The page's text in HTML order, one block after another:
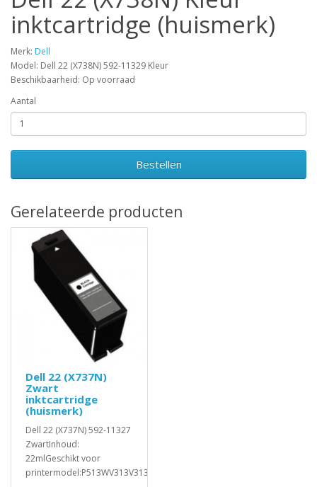
inktcartridge (huismerk)
Merk: Dell
Model: Dell 22 (X738N) 592-11329 Kleur
Beschikbaarheid: Op voorraad
Aantal
Bestellen
Gerelateerde producten
Dell 22 (X737N)
Zwart
inktcartridge
(huismerk)
Dell 22 (X737N) 592-11327
ZwartInhoud:
22mlGeschikt voor
printermodel:P513WV313V313WV515V515WP713P71..